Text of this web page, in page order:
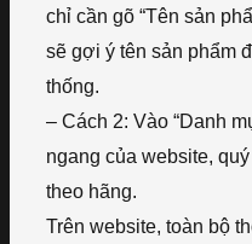
chỉ cần gõ “Tên sản
sẽ gợi ý tên sản phẩm
thống.
– Cách 2: Vào “Danh
ngang của website,
theo hãng.
Trên website, toàn bộ